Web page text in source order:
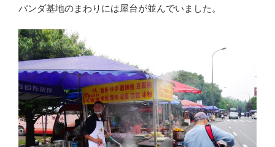
パンダ基地のまわりには屋台が並んでいました。